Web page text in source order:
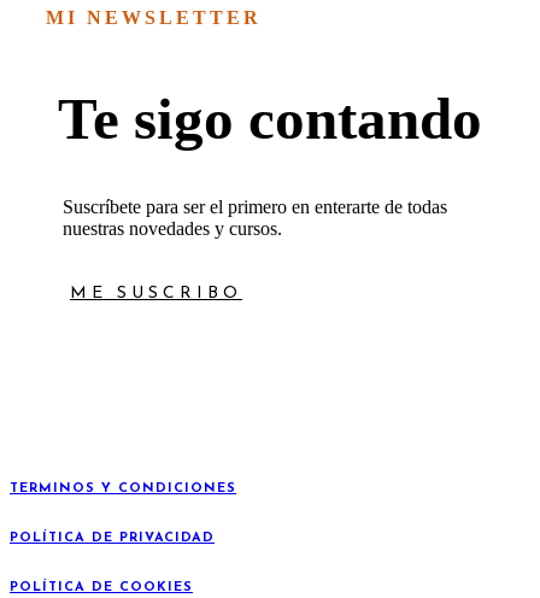
MI NEWSLETTER
Te sigo contando
Suscríbete para ser el primero en enterarte de todas
nuestras novedades y cursos.
ME SUSCRIBO
TERMINOS Y CONDICIONES
POLÍTICA DE PRIVACIDAD
POLÍTICA DE COOKIES